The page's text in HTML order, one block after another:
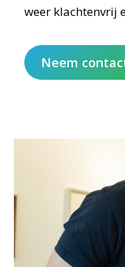
weer klachtenvrij
Neem